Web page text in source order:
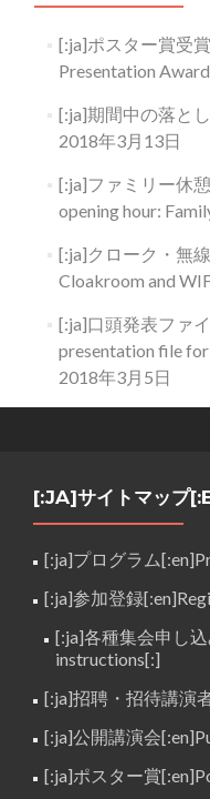
[:ja]ポスター賞受
Presentation
[:ja]期間中の落と
2018年3月13日
[:ja]ファミリー休
opening hour:
[:ja]クローク・無
Cloakroom and
[:ja]口頭発表ファ
presentation file for
2018年3月5日
[:JA]サイトマップ
[:ja]プログラム
[:ja]参加登録
[:ja]各種集会申し
instructions[:]
[:ja]招聘・招待講演
[:ja]公開講演会
[:ja]ポスター賞